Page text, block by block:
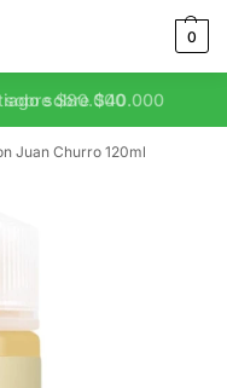
0
sobre $80.000
Juan Churro 120ml